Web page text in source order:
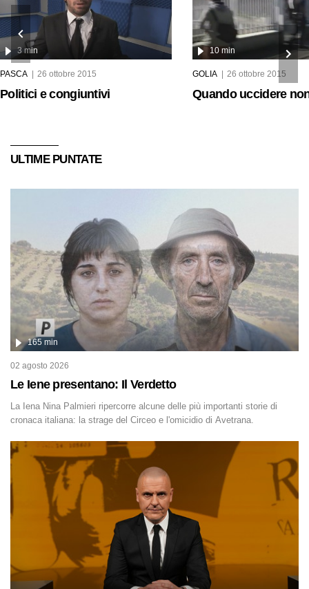
Politici e congiuntivi
3 min
PASCA 26 ottobre 2015
Quando uccidere
10 min
GOLIA 26 ottobre 2015
ULTIME PUNTATE
Le Iene presentano: Il Verdetto
165 min
02 agosto 2026
La Iena Nina Palmieri ripercorre alcune delle più importanti storie di
cronaca italiana: la strage del Circeo e l'omicidio di Avetrana.